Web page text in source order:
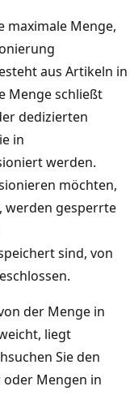
maximale Menge,
aus Artikeln in
Menge schließt
dedizierten
in
werden.
möchten,
werden gesperrte
sind, von
der Menge in
liegt
Sie den
Mengen in